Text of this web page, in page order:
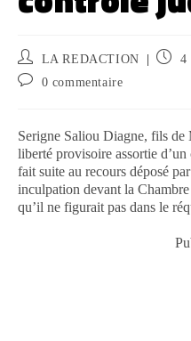
LA REDACTION
4
0 commentaire
Serigne Saliou Diagne, fils
liberté provisoire assortie
fait suite au recours déposé
inculpation devant la
qu’il ne figurait pas dans le